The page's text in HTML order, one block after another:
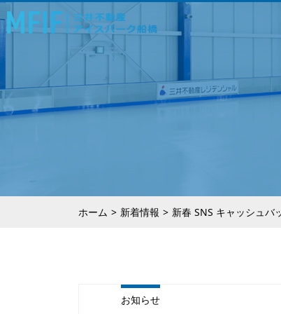
ホーム 新着情報 新春 SNS キャッシュバ
お知らせ